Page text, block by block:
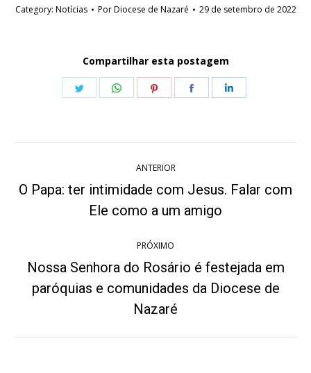
Category: Notícias PorDiocese de Nazaré 29 de setembro de 2022
Compartilhar esta postagem
Share
Share
Share
Share
de
ANTERIOR
Post
anterior:
O Papa: ter intimidade com Jesus. Falar com
Ele como a um amigo
PRÓXIMO
Próximo
post:
Nossa Senhora do Rosário é festejada em
paróquias e comunidades da Diocese de
Nazaré